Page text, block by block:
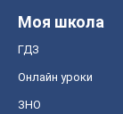
Моя школа
ГДЗ
Онлайн уроки
ЗНО